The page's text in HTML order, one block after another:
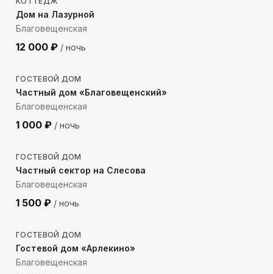
Дом на Лазурной
Благовещенская
12 000 ₽ / ночь
1607м до моря
ГОСТЕВОЙ ДОМ
Частный дом «Благовещенский»
Благовещенская
1 000 ₽ / ночь
1734 м до моря
ГОСТЕВОЙ ДОМ
Частный сектор на Слесова
Благовещенская
1 500 ₽ / ночь
1937 м до моря
ГОСТЕВОЙ ДОМ
Гостевой дом «Арлекино»
Благовещенская